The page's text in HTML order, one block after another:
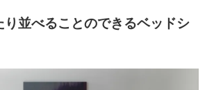
り並べることのできるベッドシ